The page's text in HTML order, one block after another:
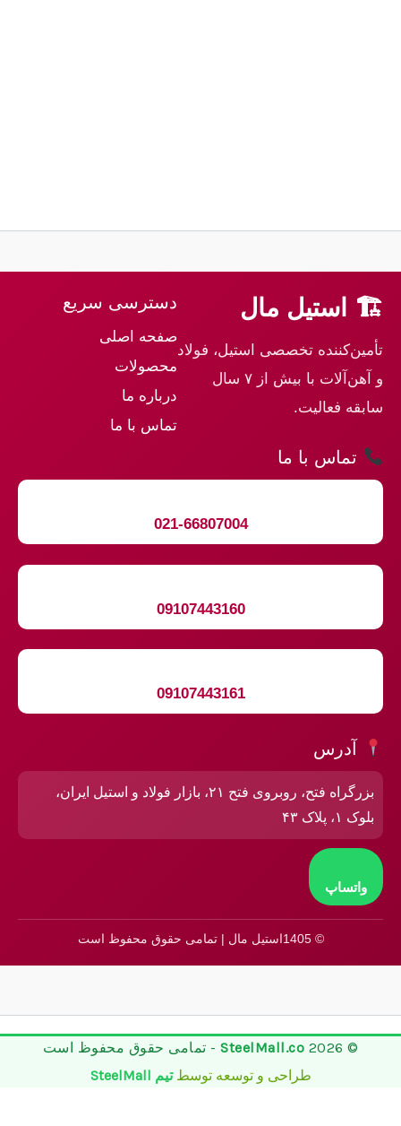
🏗 استیل مال
تأمین‌کننده تخصصی استیل، فولاد
و آهن‌آلات با بیش از ۷ سال
سابقه فعالیت.
دسترسی سریع
صفحه اصلی
محصولات
درباره ما
تماس با ما
تماس با ما
021-66807004
09107443160
09107443161
آدرس
بزرگراه فتح، روبروی فتح ۲۱، بازار فولاد و استیل ایران،
بلوک ۱، پلاک ۴۳
واتساپ
© 1405استیل مال | تمامی حقوق محفوظ است
© 2026
SteelMall.co - تمامی حقوق محفوظ است
طراحی و توسعه توسطتیم SteelMall